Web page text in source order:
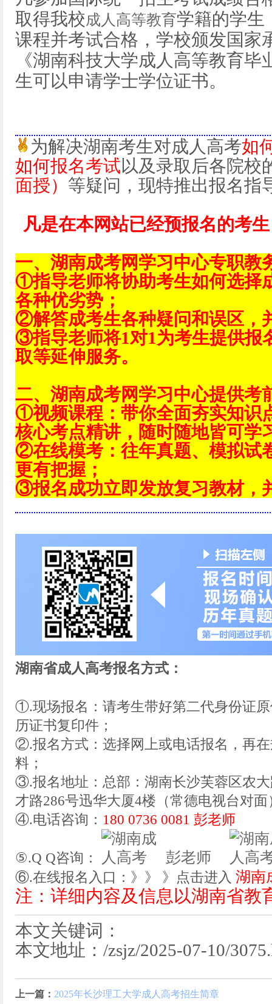
取得我校成人高等教育学籍的学生
课程并考试合格，学校颁发国家
《湖南科技大学成人高等教育
生可以申请学士学位证书。
为解决湖南考生对成人高考如
如何报名考试以及录取后各院校
面授） 等疑问，现特推出报名指
凡是在本网站已经预报名的考
一、湖南成考网学习中心专职教
①指导老师将协助考生如何选择
各种优劣势；
②解答成考生各种疑问和误区，
③指导老师将1对1为考生提供报
取等延伸服务。
二、湖南成考网学习中心提供考
①视频课程：带你全面夯实知识
核心考点精讲，随时随地皆可学
②在线模考：往年真题、模拟试
更有把握；
③报名成功立即发放复习教材，
湖南省成人高考报名方式：
①.现场报名：请考生带好第二代身份证
历证书复印件；
②.报名方式：选择网上或电话报名，再
料；
③.报名地址：总部：湖南长沙芙蓉区农
才路286号迅华大厦4楼（常德电视台对面
④.电话咨询： 180 0736 0081 彭老师
⑤.Q Q咨询： 彭老师
⑥.在线报名入口：》》 》点击进入 湖南
注：详细内容及信息以湖南省教
本文关键词：
本文地址：/zsjz/2025-07-10/
上一篇： 2025年长沙理工大学成人高考招生简章